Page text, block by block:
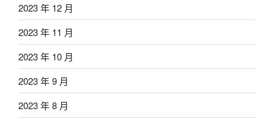
2023 年 12 月
2023 年 11 月
2023 年 10 月
2023 年 9 月
2023 年 8 月